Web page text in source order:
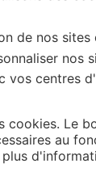
de nos sites
nos
vos centres
Le
au